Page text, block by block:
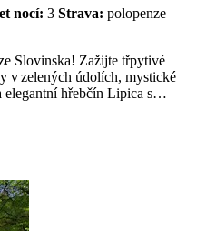
nocí: 3 Strava: polopenze
Slovinska! Zažijte třpytivé
v zelených údolích, mystické
elegantní hřebčín Lipica s…